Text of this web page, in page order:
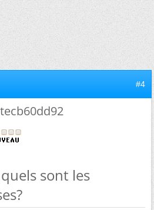
#4
quels sont les